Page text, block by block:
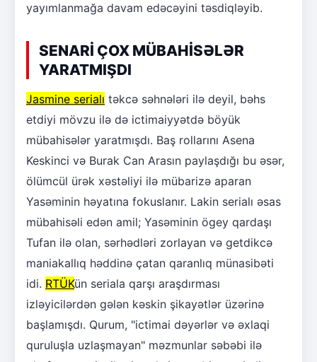
yayımlanmağa davam edəcəyini təsdiqləyib.
SENARİ ÇOX MÜBAHİSƏLƏR
YARATMIŞDI
Jasmine serialı təkcə səhnələri ilə deyil, bəhs
etdiyi mövzu ilə də ictimaiyyətdə böyük
mübahisələr yaratmışdı. Baş rollarını Asena
Keskinci və Burak Can Arasın paylaşdığı bu əsər,
ölümcül ürək xəstəliyi ilə mübarizə aparan
Yasəminin həyatına fokuslanır. Lakin serialı əsas
mübahisəli edən amil; Yasəminin ögey qardaşı
Tufan ilə olan, sərhədləri zorlayan və getdikcə
maniakallıq həddinə çatan qaranlıq münasibəti
idi. RTÜKün seriala qarşı araşdırması
izləyicilərdən gələn kəskin şikayətlər üzərinə
başlamışdı. Qurum, "ictimai dəyərlər və əxlaqi
quruluşla uzlaşmayan" məzmunlar səbəbi ilə